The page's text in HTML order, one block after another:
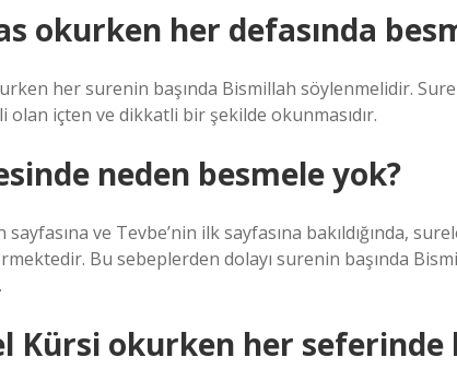
okurken her defasında
her surenin başında Bismillah söylenmelidir.
olan içten ve dikkatli bir şekilde okunmasıdır.
neden besmele yok?
sayfasına ve Tevbe’nin ilk sayfasına bakıldığında,
Bu sebeplerden dolayı surenin başında
Kürsi okurken her seferinde